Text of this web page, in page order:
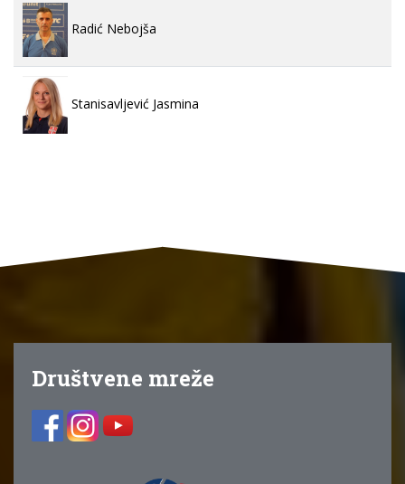
Radić Nebojša
Stanisavljević Jasmina
Društvene mreže